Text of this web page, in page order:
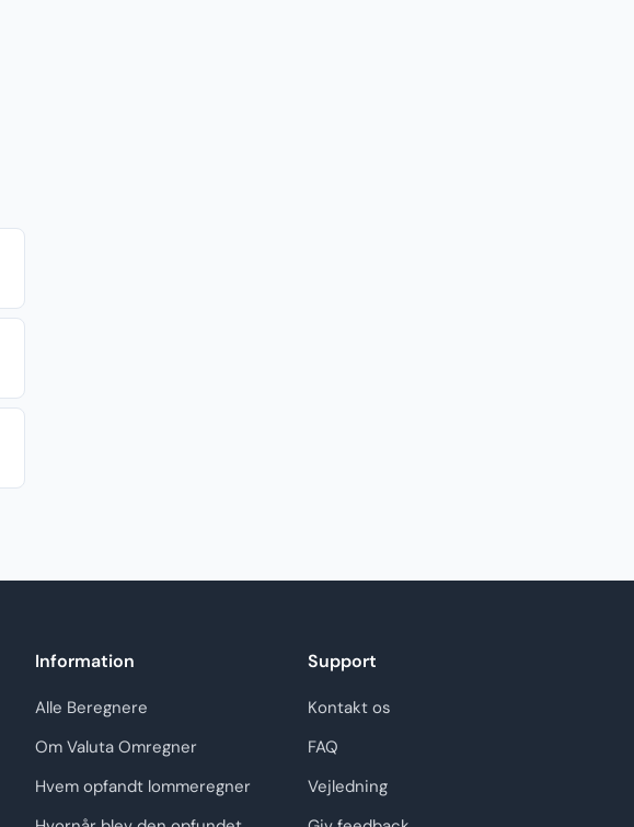
Information
Alle Beregnere
Om Valuta Omregner
Hvem opfandt lommeregner
Support
Kontakt os
FAQ
Vejledning